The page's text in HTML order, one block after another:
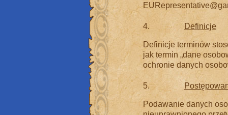
4. Definicje
Definicje terminów
jak termin „dane
ochronie danych
5.
Podawanie danych